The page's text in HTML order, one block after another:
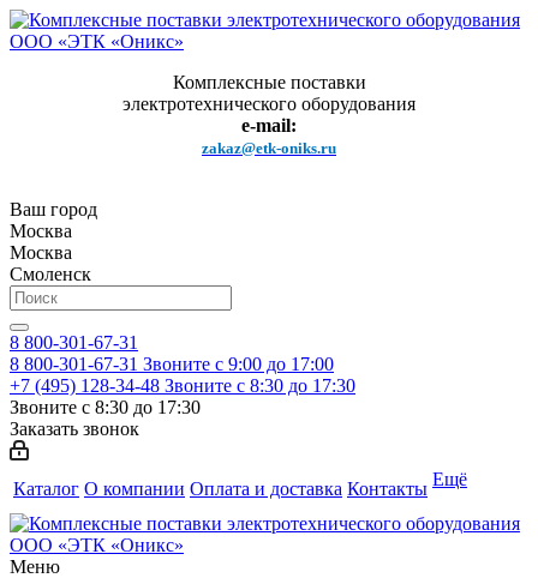
Комплексные поставки
электротехнического оборудования
e-mail:
zakaz@etk-oniks.ru
Ваш город
Москва
Москва
Смоленск
8 800-301-67-31
8 800-301-67-31 Звоните с 9:00 до 17:00
+7 (495) 128-34-48 Звоните с 8:30 до 17:30
Звоните с 8:30 до 17:30
Заказать звонок
Каталог О компании Оплата и доставка Контакты Ещё
Меню